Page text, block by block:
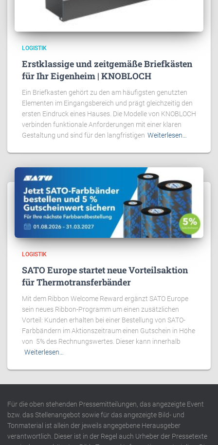
LOGISTIK
Erstklassige und zeitgemäße Briefkästen
für Ihr Eigenheim | KNOBLOCH
Ein Briefkasten gehört zu den am häufigsten genutzten
Elementen im Eingangsbereich und prägt gleichzeitig den
ersten Eindruck eines Hauses. Die Modelle von KNOBLOCH
verbinden funktionale Anforderungen mit einer klaren
Gestaltung und sind für den langfristigen Weiterlesen…
LOGISTIK
SATO Europe startet neue Vorteilsaktion
für Thermotransferbänder
Mit dem Ribbon Welcome Reward ergänzt SATO Europe
sein neues Ribbon-Programm um einen zusätzlichen
Vorteil: Kunden erhalten bei einer Bestellung von SATO-
Farbbändern im Aktionszeitraum einen Gutschein in Höhe
von 5% des Rechnungswertes. Dieser kann innerhalb
Weiterlesen…
Für die oben stehenden Pressemitteilungen, das angezeigte Event
bzw. das Stellenangebot sowie für das angezeigte Bild- und
Tonmaterial ist allein der jeweils angegebene Herausgeber
verantwortlich. Dieser ist in der Regel auch Urheber der Pressetexte